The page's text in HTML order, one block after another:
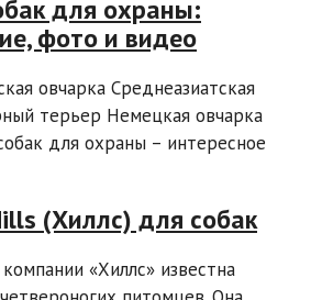
для охраны:
фото и видео
овчарка Среднеазиатская
терьер Немецкая овчарка
для охраны – интересное
(Хиллс) для собак
«Хиллс» известна